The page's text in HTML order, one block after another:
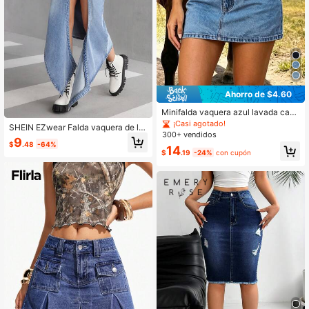
SHEIN EZwear Falda vaquera de lín
ea A con bolsillo delantero y abertur
a, diseño sencillo, para mujer
$9.48 -64%
Ahorro de $4.60
Minifalda vaquera azul lavada casu
al minimalista para mujer, verano
¡Casi agotado!
300+ vendidos
$14.19 -24% con cupón